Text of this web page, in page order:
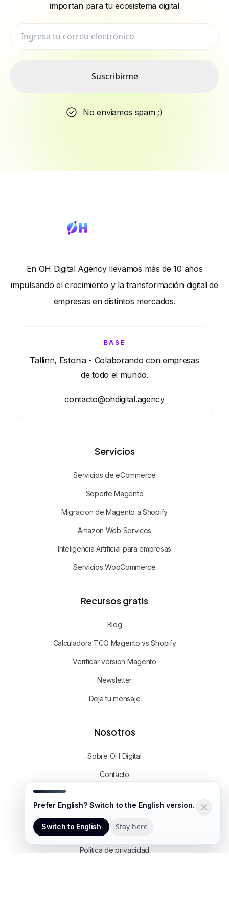
importan para tu ecosistema digital
Suscribirme
No enviamos spam ;)
En OH Digital Agency llevamos más de 10 años
impulsando el crecimiento y la transformación digital de
empresas en distintos mercados.
BASE
Tallinn, Estonia - Colaborando con empresas
de todo el mundo.
contacto@ohdigital.agency
Servicios
Servicios de eCommerce
Soporte Magento
Migracion de Magento a Shopify
Amazon Web Services
Inteligencia Artificial para empresas
Servicios WooCommerce
Recursos gratis
Blog
Calculadora TCO Magento vs Shopify
Verificar version Magento
Newsletter
Deja tu mensaje
Nosotros
Sobre OH Digital
Contacto
Links útiles
Politica de privacidad
Prefer English? Switch to the English version.
Switch to English Stay here